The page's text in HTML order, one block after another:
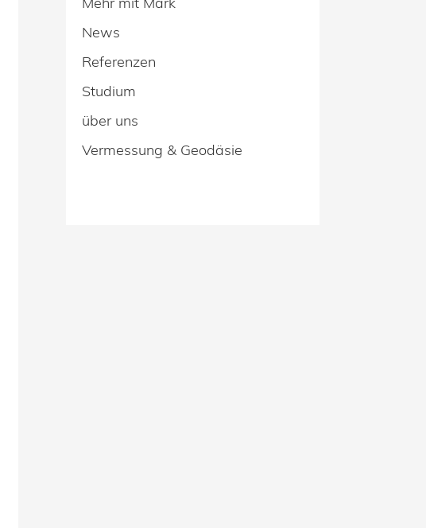
News
Referenzen
Studium
über uns
Vermessung & Geodäsie